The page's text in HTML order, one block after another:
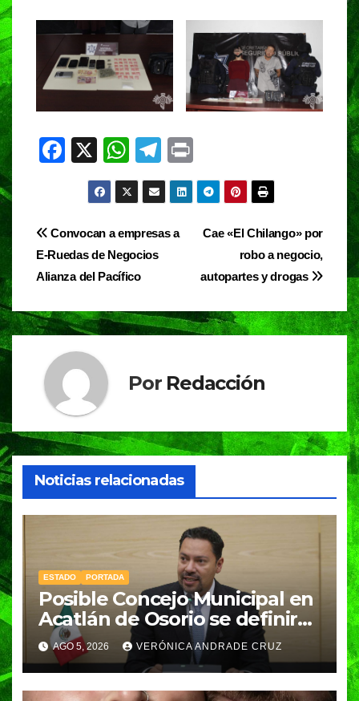
F
e
b
o
o
k
X
W
h
at
s
A
p
p
T
el
e
gr
in
t
Navegación
de
entradas
Cae «El Chilango» por
robo a negocio,
autopartes y drogas
Convocan a empresas a
E-Ruedas de Negocios
Alianza del Pacífico
Por Redacción
Noticias relacionadas
ESTADO PORTADA
Posible Concejo Municipal en
Acatlán de Osorio se definirá
en una semana; Congreso
espera resolución de
Gobernación
AGO 5, 2026 VERÓNICA ANDRADE CRUZ